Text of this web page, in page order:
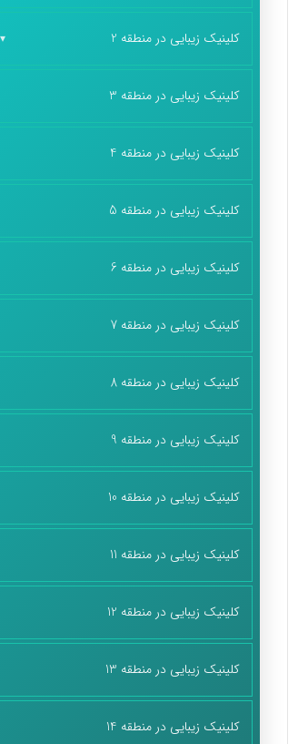
کلینیک زیبایی در منطقه 2
کلینیک زیبایی در منطقه 3
کلینیک زیبایی در منطقه 4
کلینیک زیبایی در منطقه 5
کلینیک زیبایی در منطقه 6
کلینیک زیبایی در منطقه 7
کلینیک زیبایی در منطقه 8
کلینیک زیبایی در منطقه 9
کلینیک زیبایی در منطقه 10
کلینیک زیبایی در منطقه 11
کلینیک زیبایی در منطقه 12
کلینیک زیبایی در منطقه 13
کلینیک زیبایی در منطقه 14